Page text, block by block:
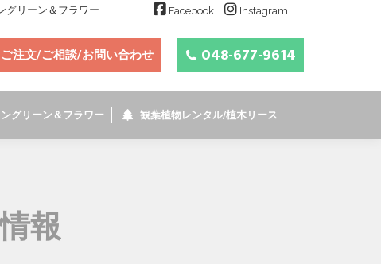
グリーン＆フラワー Facebook Instagram
ご注文/ご相談/お問い合わせ 048-677-9614
グリーン＆フラワー 観葉植物レンタル/植木リース
報